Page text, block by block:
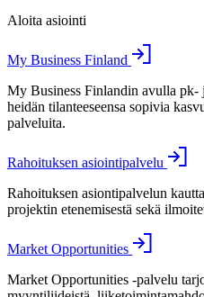
Aloita asiointi
My Business Finland
My Business Finlandin avulla pk-
heidän tilanteeseensa sopivia
palveluita.
Rahoituksen asiointipalvelu
Rahoituksen asiontipalvelun
projektin etenemisestä sekä
Market Opportunities
Market Opportunities -palvelu